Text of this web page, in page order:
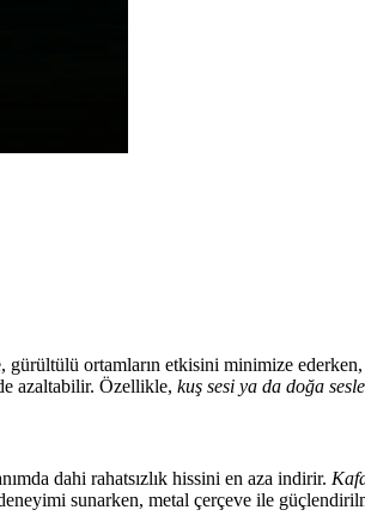
ortamların etkisini minimize
azaltabilir. Özellikle, kuş sesi ya da doğa
dahi rahatsızlık hissini en aza indirir.
sunarken, metal çerçeve ile